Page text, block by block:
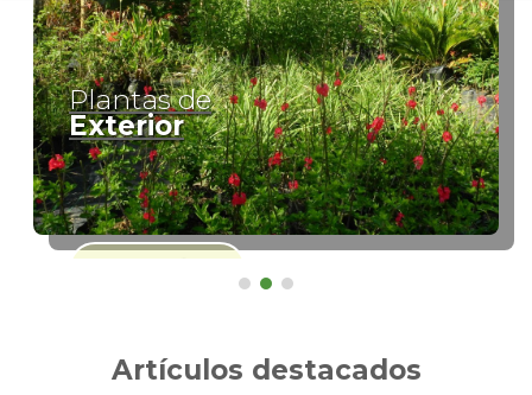
Plantas de
Exterior
Artículos destacados